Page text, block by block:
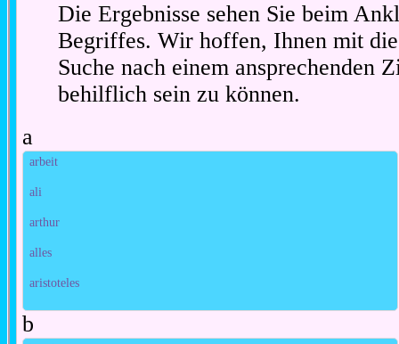
Die Ergebnisse sehen Sie beim
Begriffes. Wir hoffen, Ihnen mit
Suche nach einem ansprechenden
behilflich sein zu können.
a
arbeit
ali
arthur
alles
aristoteles
b